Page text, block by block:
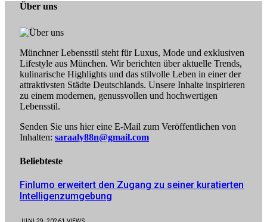
Über uns
Münchner Lebensstil steht für Luxus, Mode und exklusiven
Lifestyle aus München. Wir berichten über aktuelle Trends,
kulinarische Highlights und das stilvolle Leben in einer der
attraktivsten Städte Deutschlands. Unsere Inhalte inspirieren
zu einem modernen, genussvollen und hochwertigen
Lebensstil.
Senden Sie uns hier eine E-Mail zum Veröffentlichen von
Inhalten: saraaly88n@gmail.com
Beliebteste
Finlumo erweitert den Zugang zu seiner kuratierten
Intelligenzumgebung